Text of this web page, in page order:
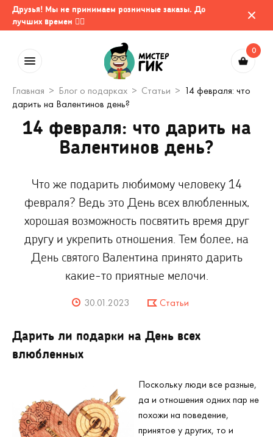
Друзья! Мы не принимаем розничные заказы. До
лучших времен 🤷‍♂️
0
Главная Блог о подарках Статьи
14 февраля: что
дарить на Валентинов день?
14 февраля: что дарить на
Валентинов день?
Что же подарить любимому человеку 14
февраля? Ведь это День всех влюбленных,
хорошая возможность посвятить время друг
другу и укрепить отношения. Тем более, на
День святого Валентина принято дарить
какие-то приятные мелочи.
30.01.2023 Статьи
Дарить ли подарки на День всех
влюбленных
Поскольку люди все разные,
да и отношения одних пар не
похожи на поведение,
принятое у других, то и